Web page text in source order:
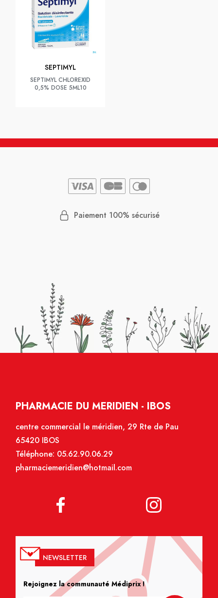
SEPTIMYL
SEPTIMYL CHLOREXID
0,5% DOSE 5ML10
Paiement 100% sécurisé
PHARMACIE DU MERIDIEN - IBOS
centre commercial le méridien, 29 Rte de Pau
65420 IBOS
Téléphone: 05.62.90.06.29
pharmaciemeridien@hotmail.com
NEWSLETTER
Rejoignez la communauté Médiprix !